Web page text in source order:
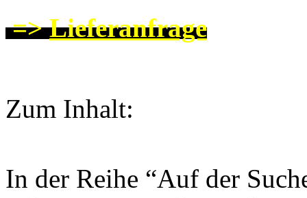
=>Lieferanfrage
Zum Inhalt:
In der Reihe “Auf der